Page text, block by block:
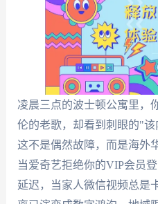
凌晨三点的波士顿公寓里，
伦的老歌，却看到刺眼的"该
这不是偶然故障，而是海外
当爱奇艺拒绝你的VIP会员
延迟，当家人微信视频总是